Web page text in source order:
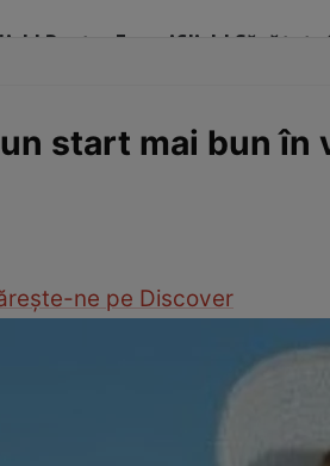
Pentru FemeiClick! Sănătate
start mai bun în
ne pe Discover